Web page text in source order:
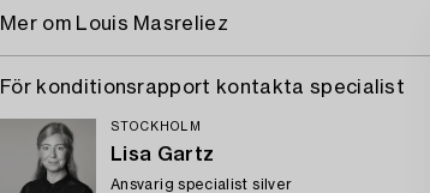
Mer om Louis Masreliez
För konditionsrapport kontakta specialist
STOCKHOLM
Lisa Gartz
Ansvarig specialist silver